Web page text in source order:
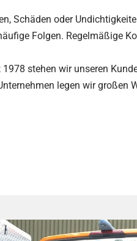
Schäden oder
Folgen. Regelmäßige
stehen wir unseren
legen wir großen